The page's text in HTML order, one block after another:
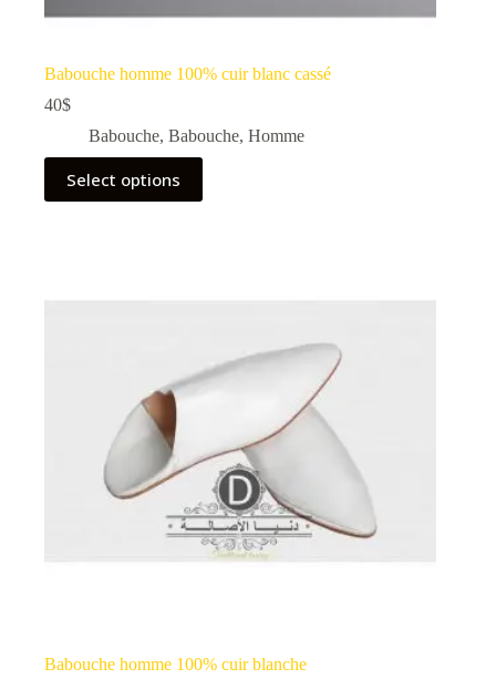
Babouche homme 100% cuir blanc cassé
40$
Babouche, Babouche, Homme
Select options
Babouche homme 100% cuir blanche